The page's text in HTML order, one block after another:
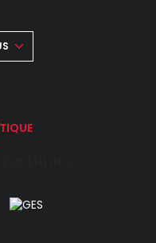
GES : B Disponible de
la copropriété.
d'énergie pour un
sur le site